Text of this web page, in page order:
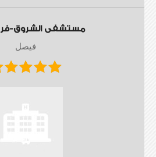
مستشفى الشروق-
فيصل